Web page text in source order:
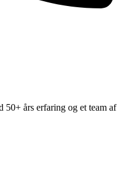
50+ års erfaring og et team af